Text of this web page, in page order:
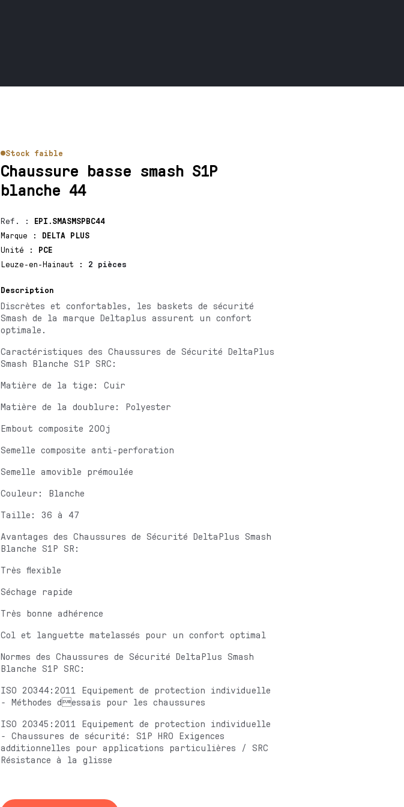
Stock faible
Chaussure basse smash S1P
blanche 44
Ref. : EPI.SMASMSPBC44
Marque
:
DELTA PLUS
Unité
:
PCE
Leuze-en-Hainaut
: 2 pièces
Description
Discrètes et confortables, les baskets de sécurité
Smash de la marque Deltaplus assurent un confort
optimale.
Caractéristiques des Chaussures de Sécurité DeltaPlus
Smash Blanche S1P SRC:
Matière de la tige: Cuir
Matière de la doublure: Polyester
Embout composite 200j
Semelle composite anti-perforation
Semelle amovible prémoulée
Couleur: Blanche
Taille: 36 à 47
Avantages des Chaussures de Sécurité DeltaPlus Smash
Blanche S1P SR:
Très flexible
Séchage rapide
Très bonne adhérence
Col et languette matelassés pour un confort optimal
Normes des Chaussures de Sécurité DeltaPlus Smash
Blanche S1P SRC:
ISO 20344:2011 Equipement de protection individuelle
- Méthodes dessais pour les chaussures
ISO 20345:2011 Equipement de protection individuelle
- Chaussures de sécurité: S1P HRO Exigences
additionnelles pour applications particulières / SRC
Résistance à la glisse